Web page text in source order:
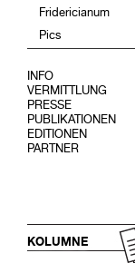
Fridericianum
Pics
INFO
VERMITTLUNG
PRESSE
PUBLIKATIONEN
EDITIONEN
PARTNER
KOLUMNE